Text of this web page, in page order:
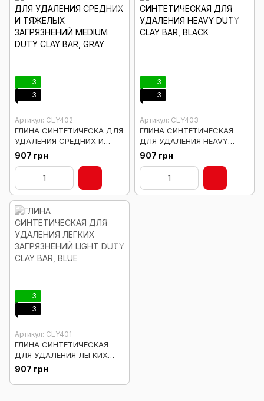
3
3
Артикул: CLY402
ГЛИНА СИНТЕТИЧЕСКА ДЛЯ
УДАЛЕНИЯ СРЕДНИХ И
ТЯЖЕЛЫХ ЗАГРЯЗНЕНИЙ
MEDIUM DUTY CLAY BAR,
907 грн
3
3
Артикул: CLY403
ГЛИНА СИНТЕТИЧЕСКАЯ
ДЛЯ УДАЛЕНИЯ HEAVY
DUTY CLAY BAR, BLACK
907 грн
3
3
Артикул: CLY401
ГЛИНА СИНТЕТИЧЕСКАЯ
ДЛЯ УДАЛЕНИЯ ЛЕГКИХ
ЗАГРЯЗНЕНИЙ LIGHT DUTY
CLAY BAR, BLUE
907 грн